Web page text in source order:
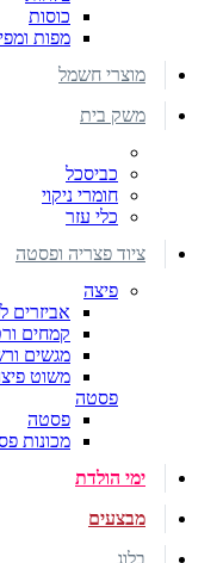
כוסות
מפות
מוצרי חשמל
משק בית
כביסכל
חומרי ניקוי
כלי עזר
ציוד פצריה ופסטה
פיצה
אביזרים
קמחים
מגשים
משוט
פסטה
פסטה
מכונות
ימי הולדת
מבצעים